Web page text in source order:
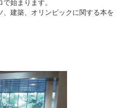
建築、オリンピックに関する本を